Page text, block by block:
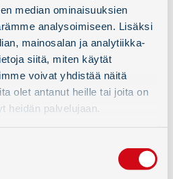
median ominaisuuksien
analysoimiseen. Lisäksi
mainosalan ja analytiikka-
siitä, miten käytät
voivat yhdistää näitä
olet antanut heille tai joita on
heidän palvelujaan.